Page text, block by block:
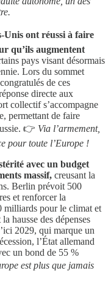
Unis ont réussi à faire
qu’ils augmentent
pays visant désormais
Lors du sommet
de ces
directe aux
collectif s’accompagne
permettant de faire
👉 Via l’armement,
pour toute l’Europe !
avec un budget
massif, creusant la
Berlin prévoit 500
et renforcer la
milliards pour le climat et
hausse des dépenses
2029, qui marque un
l’État allemand
un bond de 55 %
est plus que jamais